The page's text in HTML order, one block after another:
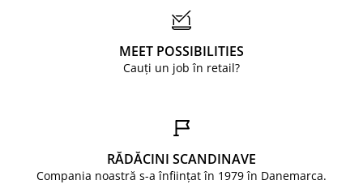
MEET POSSIBILITIES
Cauți un job în retail?
RĂDĂCINI SCANDINAVE
Compania noastră s-a înființat în 1979 în Danemarca.